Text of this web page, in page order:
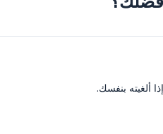
ألغيته بنفسك.